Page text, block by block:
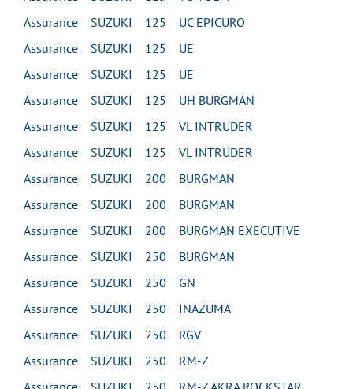
Assurance SUZUKI 125 UC EPICURO
Assurance SUZUKI 125 UE
Assurance SUZUKI 125 UE
Assurance SUZUKI 125 UH BURGMAN
Assurance SUZUKI 125 VL INTRUDER
Assurance SUZUKI 125 VL INTRUDER
Assurance SUZUKI 200 BURGMAN
Assurance SUZUKI 200 BURGMAN
Assurance SUZUKI 200 BURGMAN EXECUTIVE
Assurance SUZUKI 250 BURGMAN
Assurance SUZUKI 250 GN
Assurance SUZUKI 250 INAZUMA
Assurance SUZUKI 250 RGV
Assurance SUZUKI 250 RM-Z